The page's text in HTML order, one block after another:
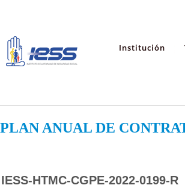
Institución
PLAN ANUAL DE
IESS-HTMC-CGPE-2022-0199-R